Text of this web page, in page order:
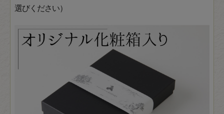
選びください）